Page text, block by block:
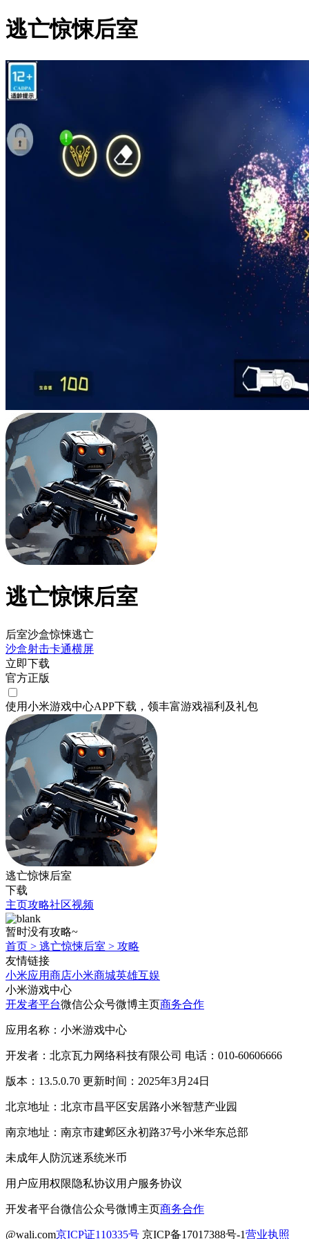
逃亡惊悚后室
逃亡惊悚后室
后室沙盒惊悚逃亡
沙盒射击卡通横屏
立即下载
官方正版
使用小米游戏中心APP下载 ，领丰富游戏福利 及礼包
逃亡惊悚后室
下载
主页攻略社区视频
暂时没有攻略~
首页 > 逃亡惊悚后室 > 攻略
友情链接
小米应用商店小米商城英雄互娱
小米游戏中心
开发者平台微信公众号微博主页商务合作
应用名称：小米游戏中心
开发者：北京瓦力网络科技有限公司 电话：010-60606666
版本：13.5.0.70 更新时间：2025年3月24日
北京地址：北京市昌平区安居路小米智慧产业园
南京地址：南京市建邺区永初路37号小米华东总部
未成年人防沉迷系统米币
用户应用权限隐私协议用户服务协议
开发者平台微信公众号微博主页商务合作
@wali.com京ICP证110335号 京ICP备17017388号-1营业执照